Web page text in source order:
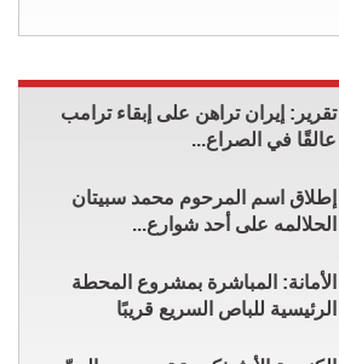
تقرير: إيران تراهن على إبقاء ترامب
عالقًا في الصراع...
إطلاق اسم المرحوم محمد سبيتان
الحلالمه على أحد شوارع...
الأمانة: المباشرة بمشروع المحطة
الرئيسية للباص السريع قريبًا